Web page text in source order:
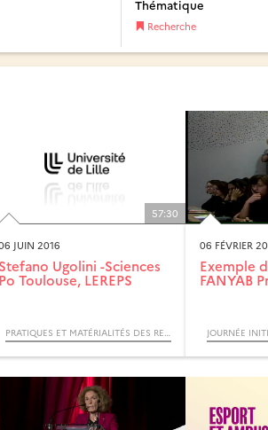
Thématique
Recherche
57:30
JUIN 2016
Stefano Ugolini -Sciences
Po Toulouse, LEREPS
PRATIQUES ET MATÉRIALITÉS DES RELATIONS ENTRE MARCHANDS, DIALOGUES INTERDISCIPLINAIRES
06 FÉVRIER
Exemple
FANYAB